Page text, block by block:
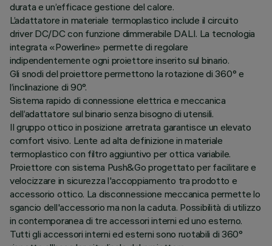
durata e un’efficace gestione del calore.
L’adattatore in materiale termoplastico include il circuito
driver DC/DC con funzione dimmerabile DALI. La tecnologia
integrata «Powerline» permette di regolare
indipendentemente ogni proiettore inserito sul binario.
Gli snodi del proiettore permettono la rotazione di 360° e
l’inclinazione di 90°.
Sistema rapido di connessione elettrica e meccanica
dell’adattatore sul binario senza bisogno di utensili.
Il gruppo ottico in posizione arretrata garantisce un elevato
comfort visivo. Lente ad alta definizione in materiale
termoplastico con filtro aggiuntivo per ottica variabile.
Proiettore con sistema Push&Go progettato per facilitare e
velocizzare in sicurezza l'accoppiamento tra prodotto e
accessorio ottico. La disconnessione meccanica permette lo
sgancio dell'accessorio ma non la caduta. Possibilità di utilizzo
in contemporanea di tre accessori interni ed uno esterno.
Tutti gli accessori interni ed esterni sono ruotabili di 360°